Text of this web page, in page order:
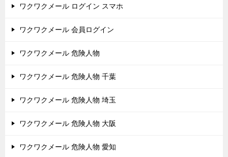
ワクワクメール ログイン スマホ
ワクワクメール 会員ログイン
ワクワクメール 危険人物
ワクワクメール 危険人物 千葉
ワクワクメール 危険人物 埼玉
ワクワクメール 危険人物 大阪
ワクワクメール 危険人物 愛知